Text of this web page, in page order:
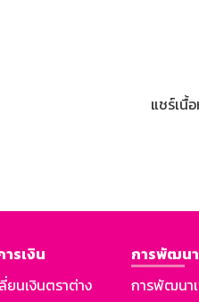
แชร์เนื้
รเงิน
ยนเงินตราต่าง
การพัฒน
การพัฒนา